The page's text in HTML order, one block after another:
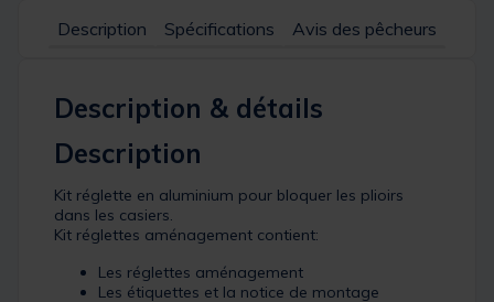
Description Spécifications Avis des pêcheurs
Description & détails
Description
Kit réglette en aluminium pour bloquer les plioirs
dans les casiers.
Kit réglettes aménagement contient:
Les réglettes aménagement
Les étiquettes et la notice de montage